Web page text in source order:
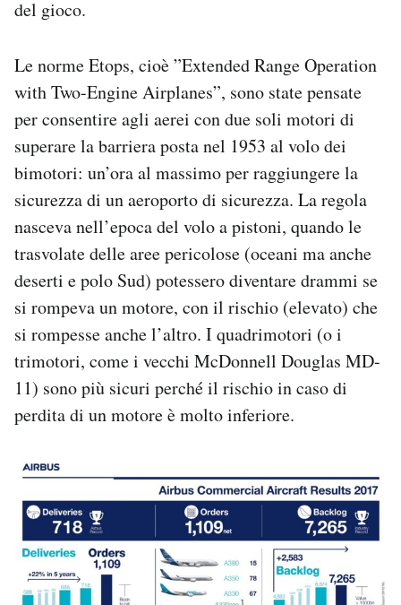
del gioco.
Le norme Etops, cioè ”Extended Range Operation
with Two-Engine Airplanes”, sono state pensate
per consentire agli aerei con due soli motori di
superare la barriera posta nel 1953 al volo dei
bimotori: un’ora al massimo per raggiungere la
sicurezza di un aeroporto di sicurezza. La regola
nasceva nell’epoca del volo a pistoni, quando le
trasvolate delle aree pericolose (oceani ma anche
deserti e polo Sud) potessero diventare drammi se
si rompeva un motore, con il rischio (elevato) che
si rompesse anche l’altro. I quadrimotori (o i
trimotori, come i vecchi McDonnell Douglas MD-
11) sono più sicuri perché il rischio in caso di
perdita di un motore è molto inferiore.